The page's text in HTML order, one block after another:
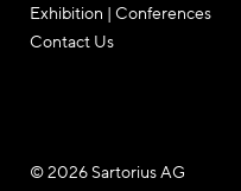
Exhibition | Conferences
Contact Us
© 2026 Sartorius AG